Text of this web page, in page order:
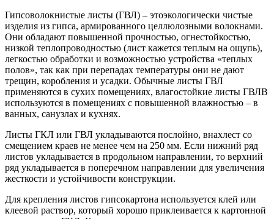
Гипсоволокнистые листы (ГВЛ) – этоэкологически чистые
изделия из гипса, армированного целлюлозными волокнами.
Они обладают повышенной прочностью, огнестойкостью,
низкой теплопроводностью (лист кажется теплым на ощупь),
легкостью обработки и возможностью устройства «теплых
полов», так как при перепадах температуры они не дают
трещин, коробления и усадки. Обычные листы ГВЛ
применяются в сухих помещениях, влагостойкие листы ГВЛВ
используются в помещениях с повышенной влажностью – в
ванных, санузлах и кухнях.
Листы ГКЛ или ГВЛ укладываются послойно, внахлест со
смещением краев не менее чем на 250 мм. Если нижний ряд
листов укладывается в продольном направлении, то верхний
ряд укладывается в поперечном направлении для увеличения
жесткости и устойчивости конструкции.
Для крепления листов гипсокартона используется клей или
клеевой раствор, который хорошо приклеивается к картонной